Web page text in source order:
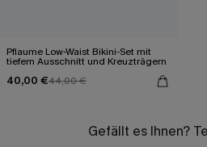
Pflaume Low-Waist Bikini-Set mit
tiefem Ausschnitt und Kreuzträgern
40,00 €44,00 €
Gefällt es Ihnen?